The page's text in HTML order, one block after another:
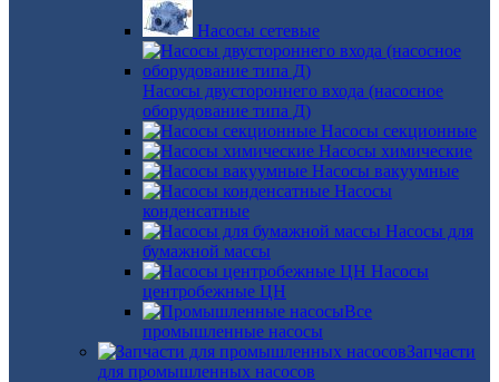
Насосы сетевые
Насосы двустороннего входа (насосное
оборудование типа Д)
Насосы секционные
Насосы химические
Насосы вакуумные
Насосы
конденсатные
Насосы для
бумажной массы
Насосы
центробежные ЦН
Все
промышленные насосы
Запчасти
для промышленных насосов